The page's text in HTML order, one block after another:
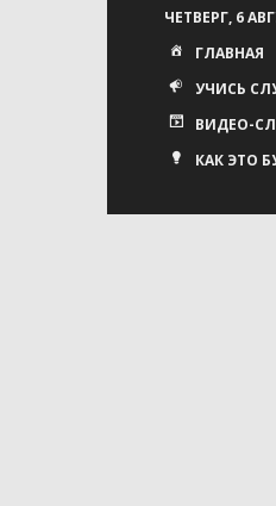
ЧЕТВЕРГ, 6
ГЛАВНАЯ
УЧИСЬ
ВИДЕО-
КАК ЭТО